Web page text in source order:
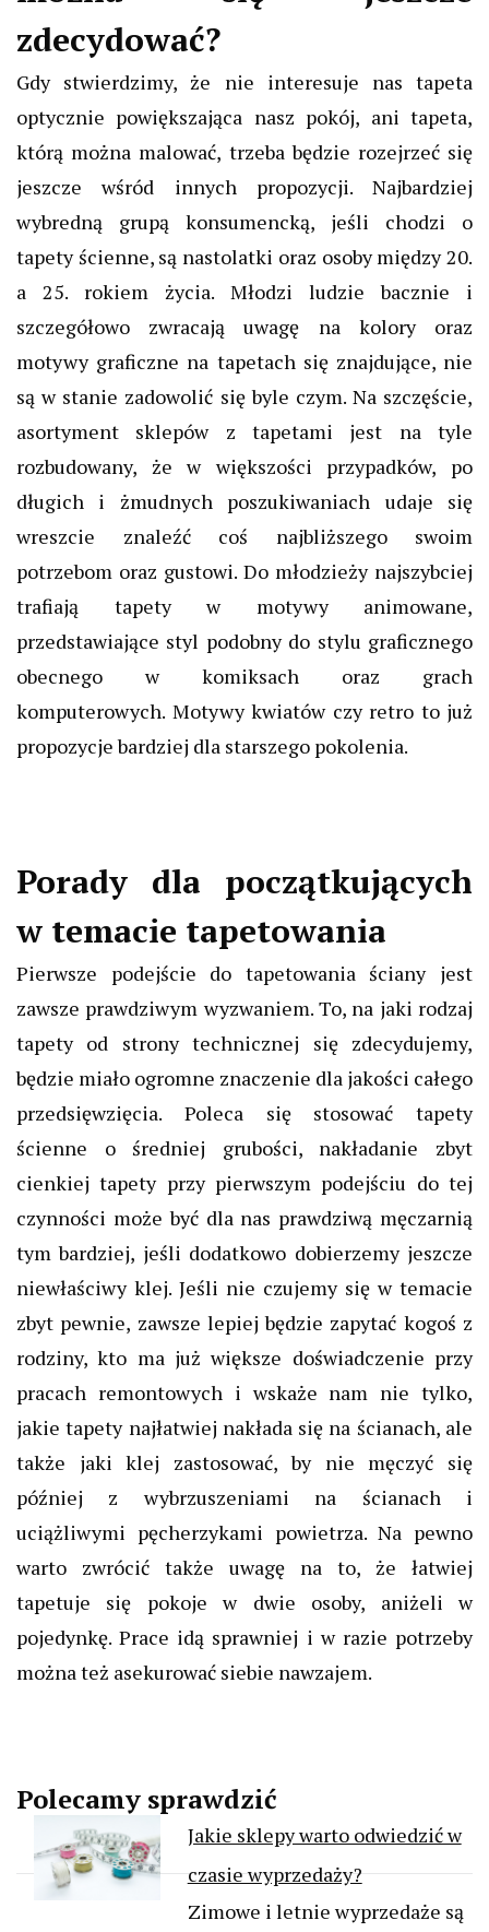
zdecydować?
Gdy stwierdzimy, że nie interesuje nas tapeta
optycznie powiększająca nasz pokój, ani tapeta,
którą można malować, trzeba będzie rozejrzeć się
jeszcze wśród innych propozycji. Najbardziej
wybredną grupą konsumencką, jeśli chodzi o
tapety ścienne, są nastolatki oraz osoby między 20.
a 25. rokiem życia. Młodzi ludzie bacznie i
szczegółowo zwracają uwagę na kolory oraz
motywy graficzne na tapetach się znajdujące, nie
są w stanie zadowolić się byle czym. Na szczęście,
asortyment sklepów z tapetami jest na tyle
rozbudowany, że w większości przypadków, po
długich i żmudnych poszukiwaniach udaje się
wreszcie znaleźć coś najbliższego swoim
potrzebom oraz gustowi. Do młodzieży najszybciej
trafiają tapety w motywy animowane,
przedstawiające styl podobny do stylu graficznego
obecnego w komiksach oraz grach
komputerowych. Motywy kwiatów czy retro to już
propozycje bardziej dla starszego pokolenia.
Porady dla początkujących
w temacie tapetowania
Pierwsze podejście do tapetowania ściany jest
zawsze prawdziwym wyzwaniem. To, na jaki rodzaj
tapety od strony technicznej się zdecydujemy,
będzie miało ogromne znaczenie dla jakości całego
przedsięwzięcia. Poleca się stosować tapety
ścienne o średniej grubości, nakładanie zbyt
cienkiej tapety przy pierwszym podejściu do tej
czynności może być dla nas prawdziwą męczarnią
tym bardziej, jeśli dodatkowo dobierzemy jeszcze
niewłaściwy klej. Jeśli nie czujemy się w temacie
zbyt pewnie, zawsze lepiej będzie zapytać kogoś z
rodziny, kto ma już większe doświadczenie przy
pracach remontowych i wskaże nam nie tylko,
jakie tapety najłatwiej nakłada się na ścianach, ale
także jaki klej zastosować, by nie męczyć się
później z wybrzuszeniami na ścianach i
uciążliwymi pęcherzykami powietrza. Na pewno
warto zwrócić także uwagę na to, że łatwiej
tapetuje się pokoje w dwie osoby, aniżeli w
pojedynkę. Prace idą sprawniej i w razie potrzeby
można też asekurować siebie nawzajem.
Polecamy sprawdzić
Jakie sklepy warto odwiedzić w
czasie wyprzedaży?
Zimowe i letnie wyprzedaże są